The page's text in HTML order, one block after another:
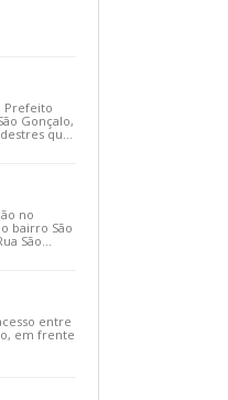
Prefeito
Gonçalo,
que
no
bairro São
São
entre
em frente